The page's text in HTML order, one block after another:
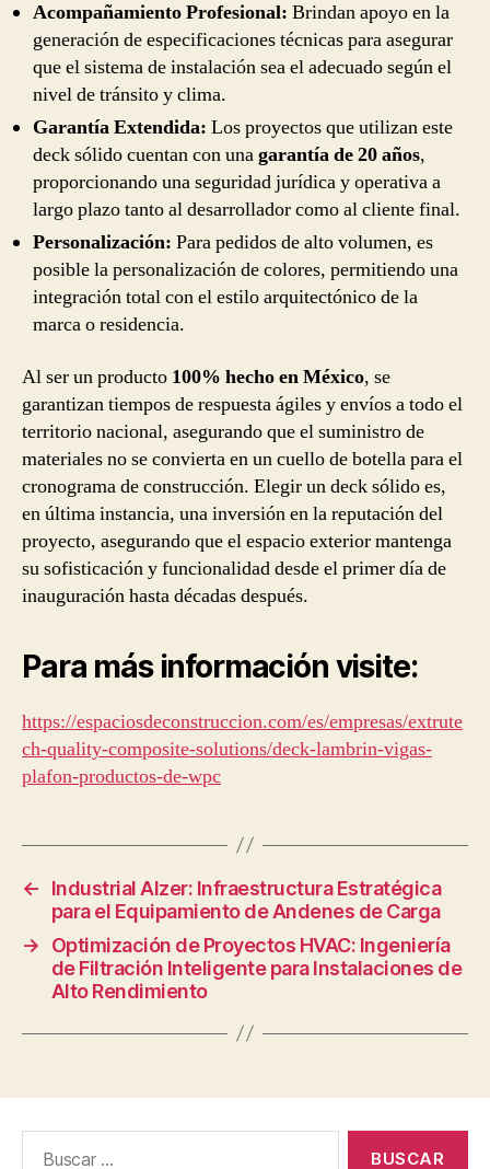
Acompañamiento Profesional: Brindan apoyo en la
generación de especificaciones técnicas para asegurar
que el sistema de instalación sea el adecuado según el
nivel de tránsito y clima.
Garantía Extendida: Los proyectos que utilizan este
deck sólido cuentan con unagarantía de 20 años,
proporcionando una seguridad jurídica y operativa a
largo plazo tanto al desarrollador como al cliente final.
Personalización: Para pedidos de alto volumen, es
posible la personalización de colores, permitiendo una
integración total con el estilo arquitectónico de la
marca o residencia.
Al ser un producto 100% hecho en México, se
garantizan tiempos de respuesta ágiles y envíos a todo el
territorio nacional, asegurando que el suministro de
materiales no se convierta en un cuello de botella para el
cronograma de construcción. Elegir un deck sólido es,
en última instancia, una inversión en la reputación del
proyecto, asegurando que el espacio exterior mantenga
su sofisticación y funcionalidad desde el primer día de
inauguración hasta décadas después.
Para más información visite:
https://espaciosdeconstruccion.com/es/empresas/extrute
ch-quality-composite-solutions/deck-lambrin-vigas-
plafon-productos-de-wpc
←
Industrial Alzer: Infraestructura Estratégica
para el Equipamiento de Andenes de Carga
→
Optimización de Proyectos HVAC: Ingeniería
de Filtración Inteligente para Instalaciones de
Alto Rendimiento